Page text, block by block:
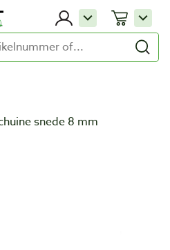
snede 8 mm